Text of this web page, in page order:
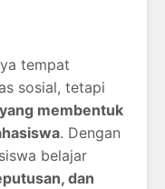
tempat
sosial, tetapi
membentuk
. Dengan
belajar
dan